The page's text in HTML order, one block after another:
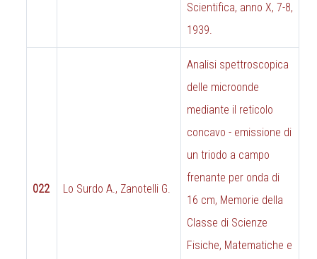
Scientifica, anno X, 7-8,
1939.
022 Lo Surdo A., Zanotelli G.
Analisi spettroscopica
delle microonde
mediante il reticolo
concavo - emissione di
un triodo a campo
frenante per onda di
16 cm, Memorie della
Classe di Scienze
Fisiche, Matematiche e